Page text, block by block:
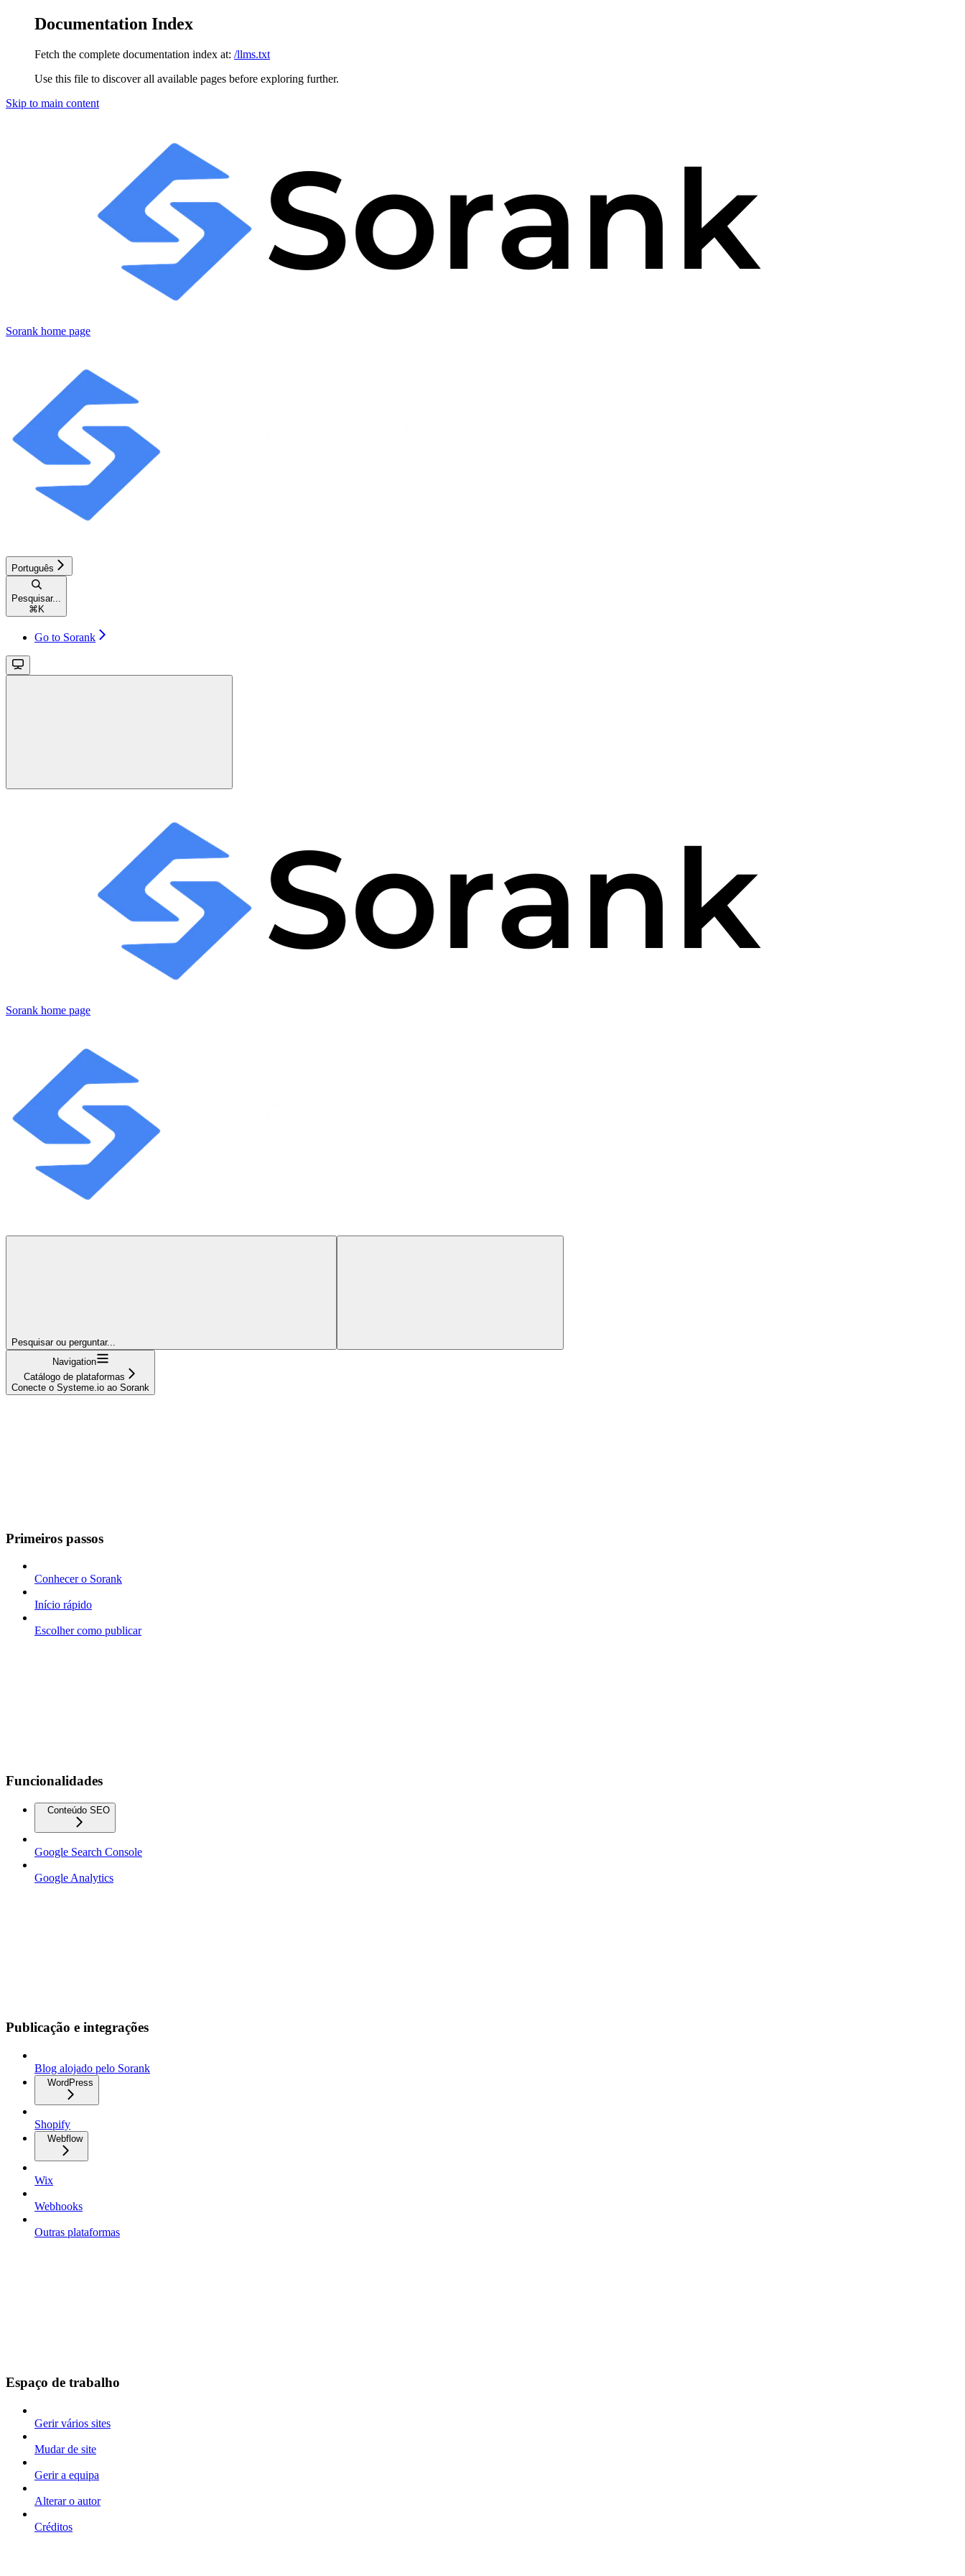
Documentation Index
Fetch the complete documentation index at: /llms.txt
Use this file to discover all available pages before exploring further.
Skip to main content
Sorank home page
Português
Pesquisar...
⌘ K
Go to Sorank
Sorank home page
Pesquisar ou perguntar...
Navigation
Catálogo de plataformas
Conecte o Systeme.io ao Sorank
Primeiros passos
Conhecer o Sorank
Início rápido
Escolher como publicar
Funcionalidades
Conteúdo SEO
Google Search Console
Google Analytics
Publicação e integrações
Blog alojado pelo Sorank
WordPress
Shopify
Webflow
Wix
Webhooks
Outras plataformas
Espaço de trabalho
Gerir vários sites
Mudar de site
Gerir a equipa
Alterar o autor
Créditos